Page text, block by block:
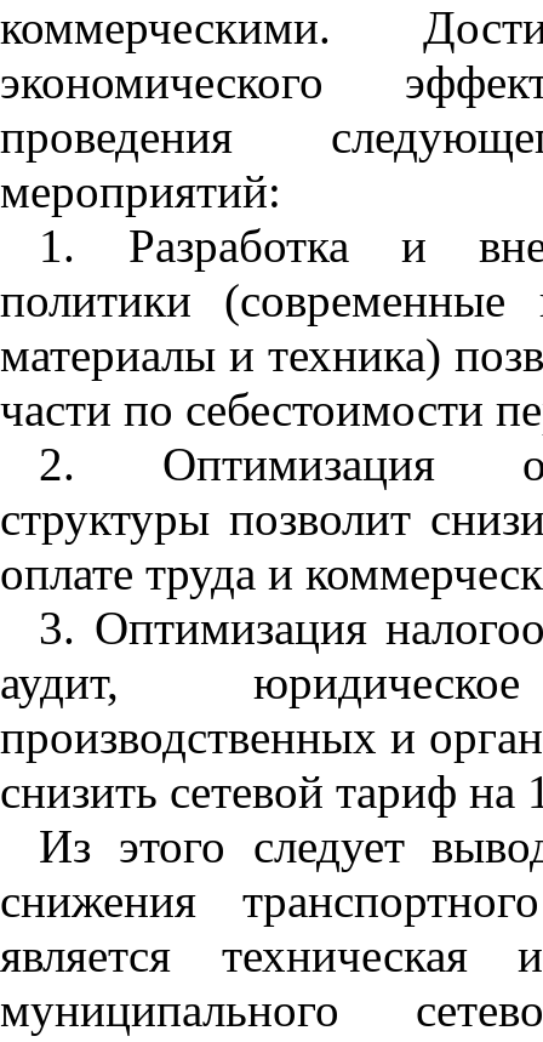
коммерческими.
экономического
проведения
мероприятий:
1. Разработка и
политики (современные
материалы и техника)
части по себестоимости
2. Оптимизация
структуры позволит
оплате труда и
3. Оптимизация
аудит,
производственных и
снизить сетевой тариф на
Из этого следует
снижения
является техническая
муниципального